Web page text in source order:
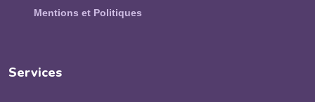
Mentions et Politiques
Services